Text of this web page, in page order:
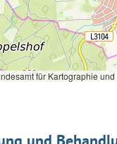
für Kartographie und